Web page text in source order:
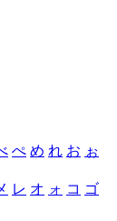
ぺ め れ お ぉ
レ オ ォ コ ゴ